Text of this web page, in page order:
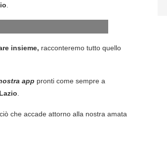
insieme, racconteremo tutto quello
app pronti come sempre a
Lazio
che accade attorno alla nostra amata